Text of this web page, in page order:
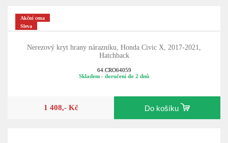
Akční cena
Sleva
Nerezový kryt hrany nárazníku, Honda Civic X, 2017-2021,
Hatchback
64.CRO64059
Skladem - doručení do 2 dnů
1 408,- Kč Do košíku